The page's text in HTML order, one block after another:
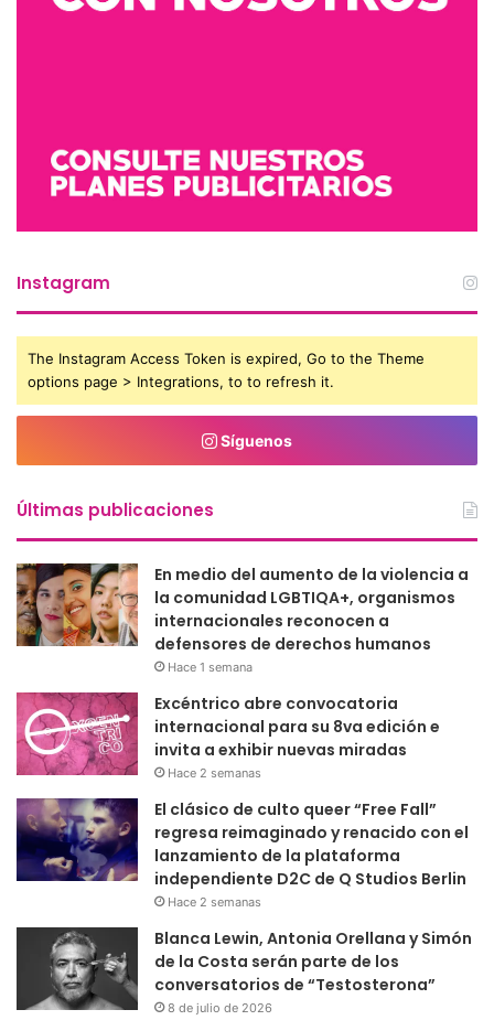
Instagram
The Instagram Access Token is expired, Go to the Theme
options page > Integrations, to to refresh it.
Síguenos
Últimas publicaciones
En medio del aumento de la violencia a
la comunidad LGBTIQA+, organismos
internacionales reconocen a
defensores de derechos humanos
Hace 1 semana
Excéntrico abre convocatoria
internacional para su 8va edición e
invita a exhibir nuevas miradas
Hace 2 semanas
El clásico de culto queer “Free Fall”
regresa reimaginado y renacido con el
lanzamiento de la plataforma
independiente D2C de Q Studios Berlin
Hace 2 semanas
Blanca Lewin, Antonia Orellana y Simón
de la Costa serán parte de los
conversatorios de “Testosterona”
8 de julio de 2026